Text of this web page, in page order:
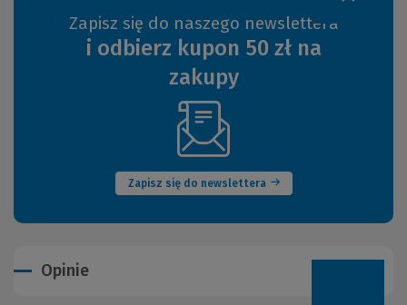
Zapisz się do naszego newslettera
i odbierz kupon 50 zł na
zakupy
Zapisz się do newslettera
(Nowe
okno)
Opinie